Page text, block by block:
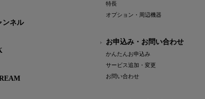
ンネル
特長
オプション・周辺機器
お申込み・お問い合わせ
かんたんお申込み
サービス追加・変更
お問い合わせ